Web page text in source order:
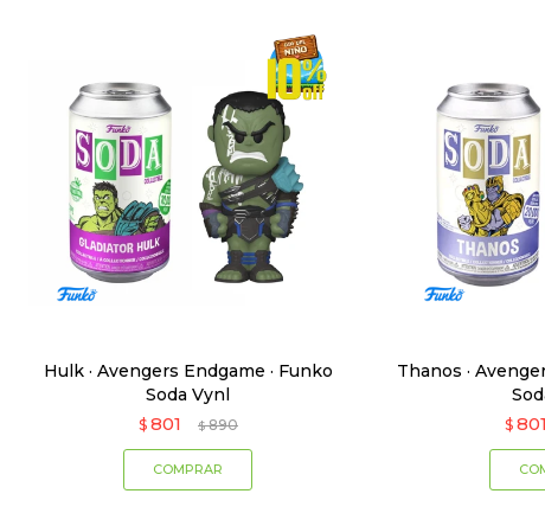
Hulk · Avengers Endgame · Funko
Soda Vynl
$ 801 $ 890
Thanos ·
$ 801